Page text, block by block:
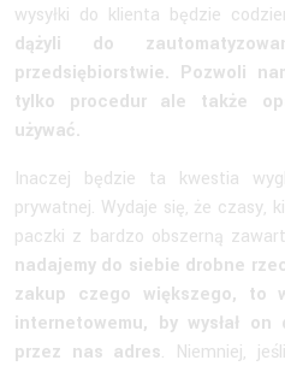
wysyłki do klienta będzie
dążyli do
przedsiębiorstwie. Pozwoli
tylko procedur ale także
używać.
Inaczej będzie ta kwestia
prywatnej. Wydaje się, że czasy,
paczki z bardzo obszerną
nadajemy do siebie drobne
zakup czego większego, to
internetowemu, by wysłał
przez nas adres. Niemniej,